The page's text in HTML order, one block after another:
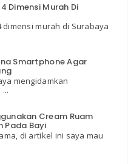
Dimensi Murah Di
dimensi murah di Surabaya
Smartphone Agar
mengidamkan
Cream Ruam
Pada Bayi
di artikel ini saya mau